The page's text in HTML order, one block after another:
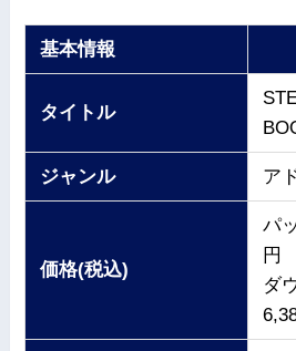
基本情報
タイトル
ジャンル ア
価格(税込)
パ
円
ダ